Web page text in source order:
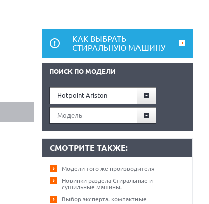
КАК ВЫБРАТЬ
СТИРАЛЬНУЮ МАШИНУ
ПОИСК ПО МОДЕЛИ
Hotpoint-Ariston
Модель
СМОТРИТЕ ТАКЖЕ:
Модели того же производителя
Новинки раздела Стиральные и
сушильные машины.
Выбор эксперта. компактные